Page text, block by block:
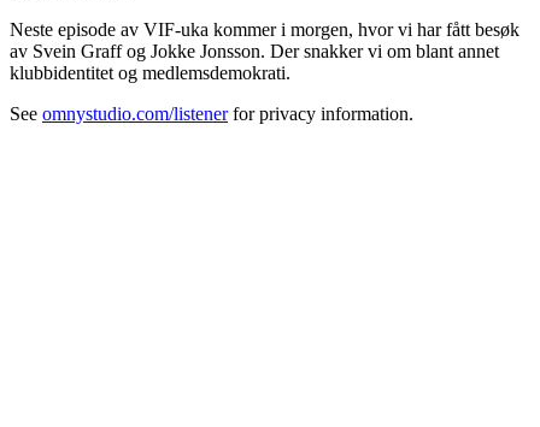
Neste episode av VIF-uka kommer i morgen, hvor vi har fått besøk
av Svein Graff og Jokke Jonsson. Der snakker vi om blant annet
klubbidentitet og medlemsdemokrati.
See omnystudio.com/listenerfor privacy information.